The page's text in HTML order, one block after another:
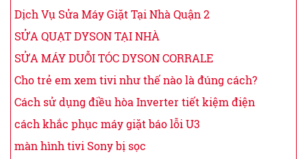
Dịch Vụ Sửa Máy Giặt Tại Nhà Quận 2
SỬA QUẠT DYSON TẠI NHÀ
SỬA MÁY DUỖI TÓC DYSON CORRALE
Cho trẻ em xem tivi như thế nào là đúng cách?
Cách sử dụng điều hòa Inverter tiết kiệm điện
cách khắc phục máy giặt báo lỗi U3
màn hình tivi Sony bị sọc